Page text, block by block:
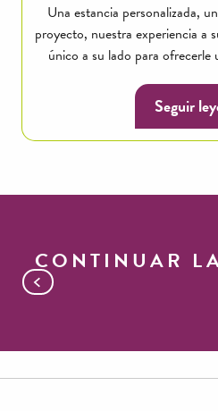
Una estancia personalizada,
proyecto, nuestra experiencia a
único a su lado para ofrecerle
Seguir
CONTINUAR